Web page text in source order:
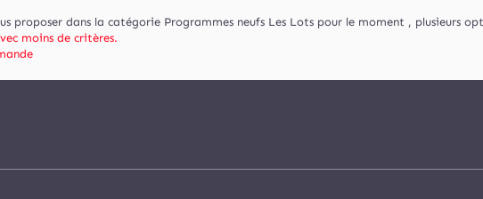
proposer dans la catégorie Programmes neufs Les Lots pour le moment , plusieurs
moins de critères.